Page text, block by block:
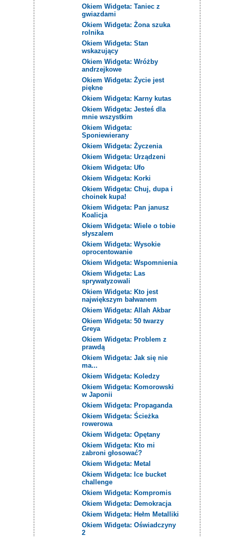
Okiem Widgeta: Taniec z
gwiazdami
Okiem Widgeta: Żona szuka
rolnika
Okiem Widgeta: Stan
wskazujący
Okiem Widgeta: Wróżby
andrzejkowe
Okiem Widgeta: Życie jest
piękne
Okiem Widgeta: Karny kutas
Okiem Widgeta: Jesteś dla
mnie wszystkim
Okiem Widgeta:
Sponiewierany
Okiem Widgeta: Życzenia
Okiem Widgeta: Urządzeni
Okiem Widgeta: Ufo
Okiem Widgeta: Korki
Okiem Widgeta: Chuj, dupa i
choinek kupa!
Okiem Widgeta: Pan janusz
Koalicja
Okiem Widgeta: Wiele o tobie
słyszalem
Okiem Widgeta: Wysokie
oprocentowanie
Okiem Widgeta: Wspomnienia
Okiem Widgeta: Las
sprywatyzowali
Okiem Widgeta: Kto jest
największym bałwanem
Okiem Widgeta: Allah Akbar
Okiem Widgeta: 50 twarzy
Greya
Okiem Widgeta: Problem z
prawdą
Okiem Widgeta: Jak się nie
ma...
Okiem Widgeta: Koledzy
Okiem Widgeta: Komorowski
w Japonii
Okiem Widgeta: Propaganda
Okiem Widgeta: Ścieżka
rowerowa
Okiem Widgeta: Opętany
Okiem Widgeta: Kto mi
zabroni głosować?
Okiem Widgeta: Metal
Okiem Widgeta: Ice bucket
challenge
Okiem Widgeta: Kompromis
Okiem Widgeta: Demokracja
Okiem Widgeta: Hełm Metalliki
Okiem Widgeta: Oświadczyny
2